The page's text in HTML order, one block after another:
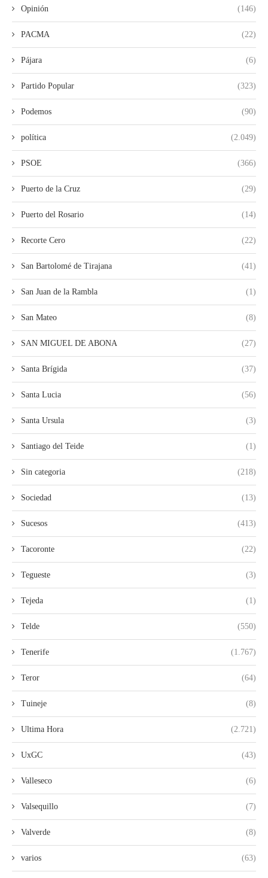
Opinión (146)
PACMA (22)
Pájara (6)
Partido Popular (323)
Podemos (90)
política (2.049)
PSOE (366)
Puerto de la Cruz (29)
Puerto del Rosario (14)
Recorte Cero (22)
San Bartolomé de Tirajana (41)
San Juan de la Rambla (1)
San Mateo (8)
SAN MIGUEL DE ABONA (27)
Santa Brígida (37)
Santa Lucia (56)
Santa Ursula (3)
Santiago del Teide (1)
Sin categoria (218)
Sociedad (13)
Sucesos (413)
Tacoronte (22)
Tegueste (3)
Tejeda (1)
Telde (550)
Tenerife (1.767)
Teror (64)
Tuineje (8)
Ultima Hora (2.721)
UxGC (43)
Valleseco (6)
Valsequillo (7)
Valverde (8)
varios (63)